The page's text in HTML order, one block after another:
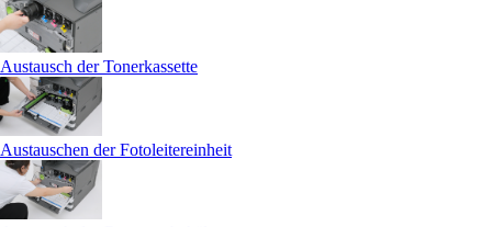
Austausch der Tonerkassette
Austauschen der Fotoleitereinheit